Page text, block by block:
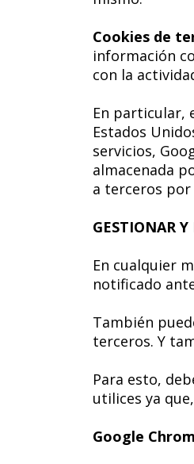
Cookies de
información
con la
En particular,
Estados
servicios,
almacenada
a terceros por
GESTIONAR Y
En cualquier
notificado
También
terceros. Y
Para esto,
utilices ya
Google